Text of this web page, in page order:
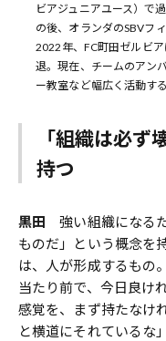
ビアジュニアユース）で
の後、オランダのSBVフ
2022年、FC町田ゼルビ
退。現在、チームのアン
ー教室など幅広く活動する
「組織は必ず
持つ
黒田
強い組織になる
ものだ」という概念を
は、人が形成するもの
当たり前で、今日良け
感覚を、まず持たなけ
と横道にそれているな